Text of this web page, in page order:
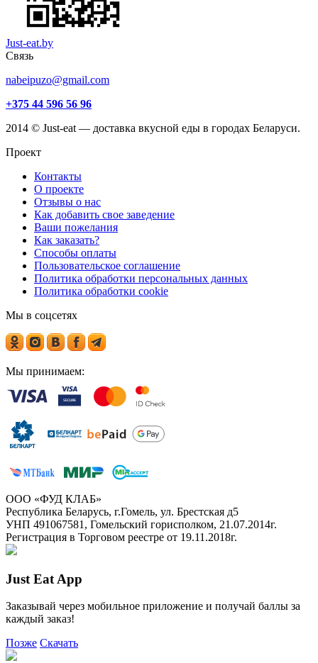
Just-eat.by
Связь
nabeipuzo@gmail.com
+375 44 596 56 96
2014 © Just-eat — доставка вкусной еды в городах Беларуси.
Проект
Контакты
О проекте
Отзывы о нас
Как добавить свое заведение
Ваши пожелания
Как заказать?
Способы оплаты
Пользовательское соглашение
Политика обработки персональных данных
Политика обработки cookie
Мы в соцсетях
Мы принимаем:
ООО «ФУД КЛАБ»
Республика Беларусь, г.Гомель, ул. Брестская д5
УНП 491067581, Гомельский горисполком, 21.07.2014г.
Регистрация в Торговом реестре от 19.11.2018г.
Just Eat App
Заказывай через мобильное приложение и получай баллы за
каждый заказ!
Позже Скачать